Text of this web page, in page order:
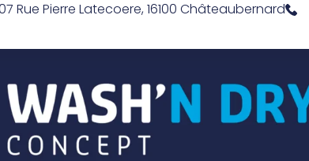
Rue Pierre Latecoere, 16100 Châteaubernard